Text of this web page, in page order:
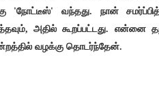
'நோட்டீஸ்' வந்தது. நான்
அதில் கூறப்பட்டது. என்னை
வழக்கு தொடர்ந்தேன்.